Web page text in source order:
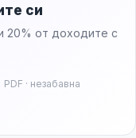
си
20% от доходите с
PDF · незабавна